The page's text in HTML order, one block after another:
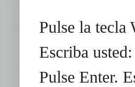
Pulse la tecla
Escriba
Pulse Enter.